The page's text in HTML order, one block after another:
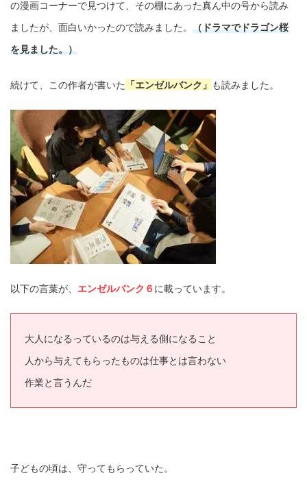
の漫画コーナーで見つけて、その棚にあった真ん中の号から読み
ましたが、面白いかったので読みました。 （ドラマでドラゴン桜
を見ました。）
続けて、この作者が書いた 「エンゼルバンク」 も読みました。
以下の言葉が、 エンゼルバンク６ に載っています。
大人になるっているのは与える側になること
人から与えてもらったものは仕事とは言わない
作業と言うんだ
子どもの頃は、守ってもらっていた。